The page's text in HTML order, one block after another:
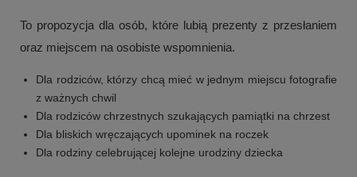
To propozycja dla osób, które lubią prezenty z przesłaniem
oraz miejscem na osobiste wspomnienia.
Dla rodziców, którzy chcą mieć w jednym miejscu fotografie
z ważnych chwil
Dla rodziców chrzestnych szukających pamiątki na chrzest
Dla bliskich wręczających upominek na roczek
Dla rodziny celebrującej kolejne urodziny dziecka